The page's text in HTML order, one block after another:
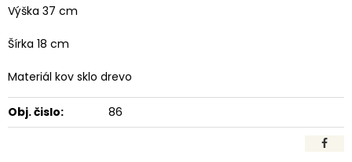
Výška 37 cm
Šírka 18 cm
Materiál kov sklo drevo
Obj. čislo: 86